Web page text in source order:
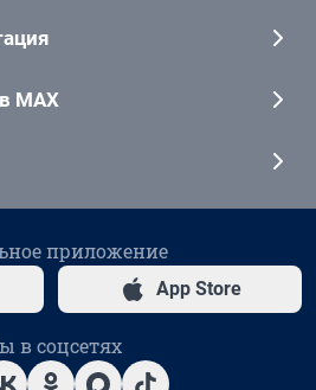
MAX
приложение
App Store
в соцсетях